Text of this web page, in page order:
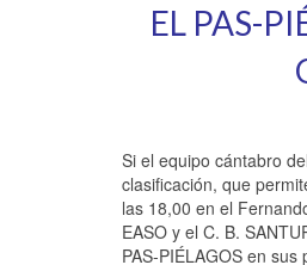
EL PAS-
Si el equipo cántabro
clasificación, que
las 18,00 en el
EASO y el C. B.
PAS-PIÉLAGOS en